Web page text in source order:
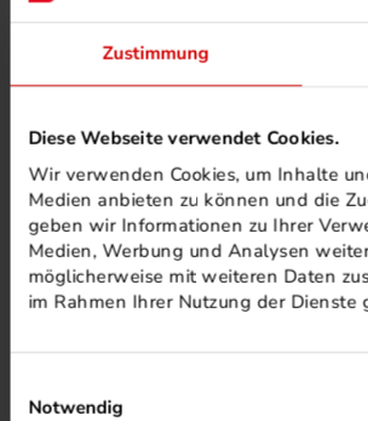
Zustimmung
Diese Webseite verwendet Cookies.
Wir verwenden Cookies, um Inhalte
Medien anbieten zu können und die
geben wir Informationen zu Ihrer
Medien, Werbung und Analysen
möglicherweise mit weiteren Daten
im Rahmen Ihrer Nutzung der Dienste
Notwendig
PHOTOVOLTAIK